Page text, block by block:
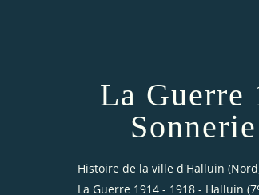
La
Histoire de la ville d'Halluin
La Guerre 1914 - 1918 - Halluin